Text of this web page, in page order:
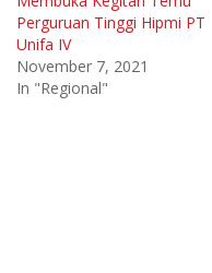
Perguruan Tinggi Hipmi PT
Unifa IV
November 7, 2021
In "Regional"